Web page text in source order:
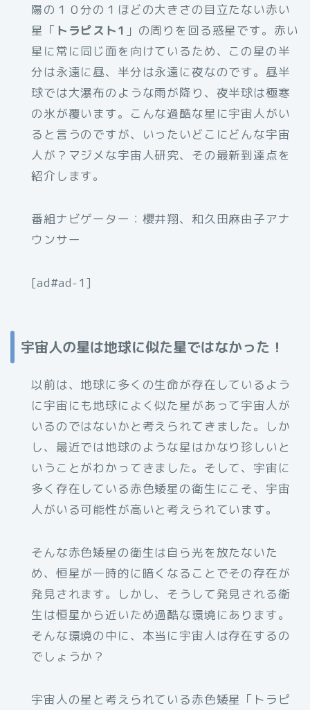
陽の１０分の１ほどの大きさの目立たない赤い
星「 トラピスト1 」の周りを回る惑星です。赤い
星に常に同じ面を向けているため、この星の半
分は永遠に昼、半分は永遠に夜なのです。昼半
球では大瀑布のような雨が降り、夜半球は極寒
の氷が覆います。こんな過酷な星に宇宙人がい
ると言うのですが、いったいどこにどんな宇宙
人が？マジメな宇宙人研究、その最新到達点を
紹介します。
番組ナビゲーター：櫻井翔、和久田麻由子アナ
ウンサー
[ad#ad-1]
宇宙人の星は地球に似た星ではなかった！
以前は、地球に多くの生命が存在しているよう
に宇宙にも地球によく似た星があって宇宙人が
いるのではないかと考えられてきました。しか
し、最近では地球のような星はかなり珍しいと
いうことがわかってきました。そして、宇宙に
多く存在している赤色矮星の衛生にこそ、宇宙
人がいる可能性が高いと考えられています。
そんな赤色矮星の衛生は自ら光を放たないた
め、恒星が一時的に暗くなることでその存在が
発見されます。しかし、そうして発見される衛
生は恒星から近いため過酷な環境にあります。
そんな環境の中に、本当に宇宙人は存在するの
でしょうか？
宇宙人の星と考えられている赤色矮星「トラピ